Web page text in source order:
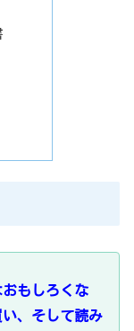
もしろくな
、そして読み